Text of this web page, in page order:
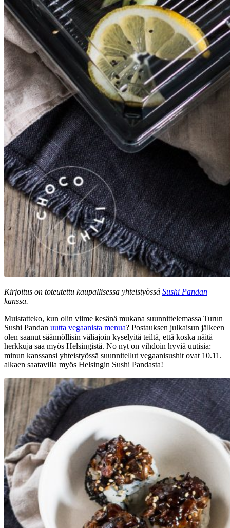
Kirjoitus on toteutettu kaupallisessa yhteistyössä Sushi Pandan
kanssa.
Muistatteko, kun olin viime kesänä mukana suunnittelemassa Turun
Sushi Pandan uutta vegaanista menua? Postauksen julkaisun jälkeen
olen saanut säännöllisin väliajoin kyselyitä teiltä, että koska näitä
herkkuja saa myös Helsingistä. No nyt on vihdoin hyviä uutisia:
minun kanssansi yhteistyössä suunnitellut vegaanisushit ovat 10.11.
alkaen saatavilla myös Helsingin Sushi Pandasta!